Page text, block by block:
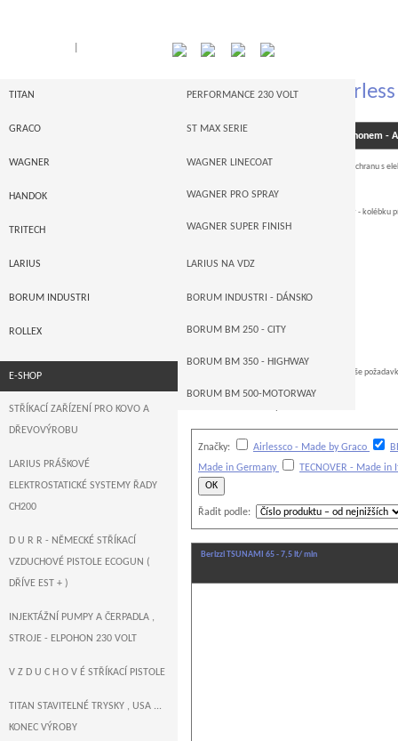
Stříkací zařízení
Stříkací zařízení Airless s elektropohonem -
Airless pístová stříkací zařízení na antikorozní ochranu s
Nabízíme evropskou a hlavně americké značky - kolébku
b) TriTech
c) Titan
Nelze uvést všechny stroje , poptejte , dejte Vaše
Značky: Airlessco - Made by Graco
Made in Germany
TECNOVER - Made in
Řadit podle:
Berizzi TSUNAMI 65 - 7,5 lt/ min
TITAN PERFORMANCE 230 VOLT
I-SERIE
POWRTWIN
POWRLINER -- STROJE NA VDZ
PNEUPOHON
GRACO ST MAX SERIE
GRACO MERKUR
GRACO ULTRA MAX
GRACO XTREME
WAGNER WAGNER LINECOAT
WAGNER PRO SPRAY
WAGNER SUPER FINISH
HANDOK
TRITECH
LARIUS LARIUS NA VDZ
LARIUS MEMBRÁNOVÉ
LARIUS PÍSTOVÉ
BORUM INDUSTRI BORUM INDUSTRI - DÁNSKO
BORUM BM 250 - CITY
BORUM BM 350 - HIGHWAY
BORUM BM 500-MOTORWAY
ROLLEX
E-SHOP
STŘÍKACÍ ZAŘÍZENÍ PRO KOVO A
DŘEVOVÝROBU
LARIUS PRÁŠKOVÉ
ELEKTROSTATICKÉ SYSTEMY ŘADY
CH200
D U R R - NĚMECKÉ STŘÍKACÍ
VZDUCHOVÉ PISTOLE ECOGUN (
DŘÍVE EST + )
INJEKTÁŽNÍ PUMPY A ČERPADLA ,
STROJE - ELPOHON 230 VOLT
V Z D U C H O V É STŘÍKACÍ PISTOLE
TITAN STAVITELNÉ TRYSKY , USA ...
KONEC VÝROBY